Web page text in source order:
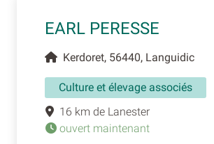
EARL PERESSE
Kerdoret, 56440, Languidic
Culture et élevage associés
16 km de Lanester
ouvert maintenant